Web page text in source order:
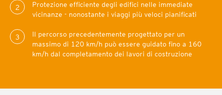
2
Protezione efficiente degli edifici nelle immediate
vicinanze - nonostante i viaggi più veloci pianificati
3
Il percorso precedentemente progettato per un
massimo di 120 km/h può essere guidato fino a 160
km/h dal completamento dei lavori di costruzione